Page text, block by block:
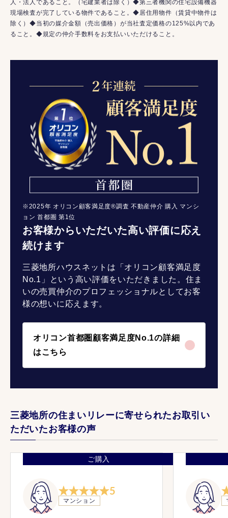
人・法人であること。（宅建業者は除く）◆第三者機関の住宅設備機器
現場検査が完了している物件であること。◆居住用物件（賃貸中物件は
除く）◆当初の媒介金額（売出価格）が当社査定価格の125%以内であ
ること。◆規定の仲介手数料をお支払いいただけること。
お客様からいただいた高い評価に応え
続けます
三菱地所ハウスネットは「オリコン顧客満足度
No.1」という高い評価をいただきました。住ま
いの売買仲介のプロフェッショナルとしてお客
様の想いに応えます。
オリコン首都圏顧客満足度No.1の詳細
はこちら
※2025年 オリコン顧客満足度®調査 不動産仲介 購入 マンシ
ョン 首都圏 第1位
三菱地所の住まいリレーに寄せられたお取引い
ただいたお客様の声
ご購入
5
マンション